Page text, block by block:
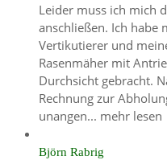
Leider muss ich mich
anschließen. Ich habe
Vertikutierer und
Rasenmäher mit
Durchsicht gebracht.
Rechnung zur
unangen... mehr lesen
Björn Rabrig